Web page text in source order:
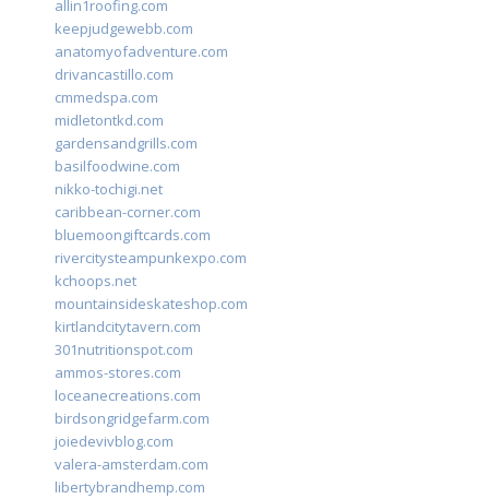
allin1roofing.com
keepjudgewebb.com
anatomyofadventure.com
drivancastillo.com
cmmedspa.com
midletontkd.com
gardensandgrills.com
basilfoodwine.com
nikko-tochigi.net
caribbean-corner.com
bluemoongiftcards.com
rivercitysteampunkexpo.com
kchoops.net
mountainsideskateshop.com
kirtlandcitytavern.com
301nutritionspot.com
ammos-stores.com
loceanecreations.com
birdsongridgefarm.com
joiedevivblog.com
valera-amsterdam.com
libertybrandhemp.com